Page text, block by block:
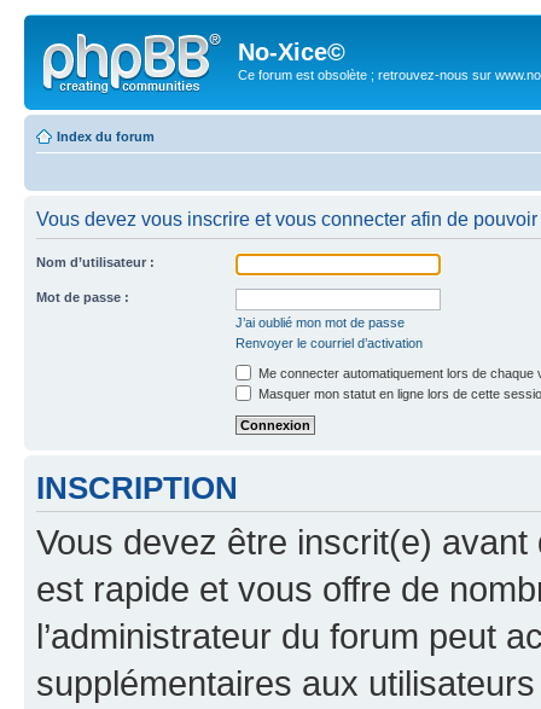
No-Xice©
Ce forum est obsolète ; retrouvez-nous sur
Index du forum
Vous devez vous inscrire et vous connecter afin de
Nom d’utilisateur :
Mot de passe :
J’ai oublié mon mot de passe
Renvoyer le courriel d’activation
Me connecter automatiquement lors de chaque
Masquer mon statut en ligne lors de cette
INSCRIPTION
Vous devez être inscrit(e) avant
est rapide et vous offre de
l’administrateur du forum peut
supplémentaires aux